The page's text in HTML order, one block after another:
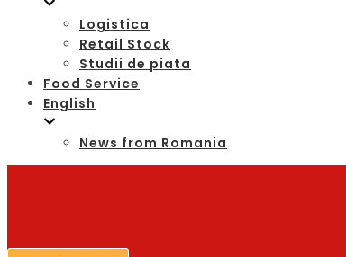
Logistica
Retail Stock
Studii de piata
Food Service
English
News from Romania